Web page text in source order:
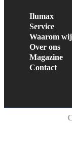
Ilumax
Service
Waarom wij
Over ons
Magazine
Contact